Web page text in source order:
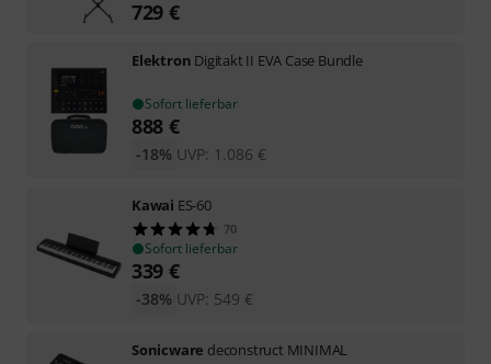
729 €
Elektron Digitakt II EVA Case Bundle
Sofort lieferbar
888 €
UVP: 1.086 €
-18%
Kawai ES-60
70
Sofort lieferbar
339 €
UVP: 549 €
-38%
Sonicware deconstruct MINIMAL